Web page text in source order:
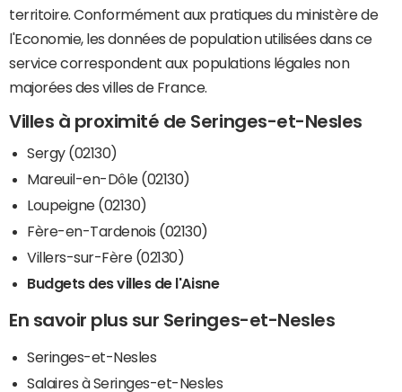
territoire. Conformément aux pratiques du ministère de
l'Economie, les données de population utilisées dans ce
service correspondent aux populations légales non
majorées des villes de France.
Villes à proximité de Seringes-et-Nesles
Sergy (02130)
Mareuil-en-Dôle (02130)
Loupeigne (02130)
Fère-en-Tardenois (02130)
Villers-sur-Fère (02130)
Budgets des villes de l'Aisne
En savoir plus sur Seringes-et-Nesles
Seringes-et-Nesles
Salaires à Seringes-et-Nesles